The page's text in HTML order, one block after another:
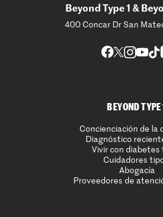
Beyond Type 1 &
400 Concar Dr San
BEYOND TYPE 1
Concienciación de la
Diagnóstico
Vivir con diabetes
Cuidadores tipo
Abogacía
Proveedores de